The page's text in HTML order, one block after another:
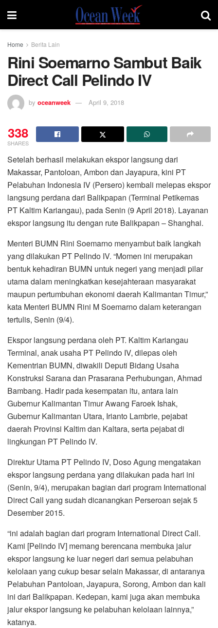
Home Berita Lain
Rini Soemarno Sambut Baik
Direct Call Pelindo IV
by oceanweek April 9, 2018
338
SHARES
Setelah berhasil melakukan ekspor langsung dari
Makassar, Pantoloan, Ambon dan Jayapura, kini PT
Pelabuhan Indonesia IV (Persero) kembali melepas ekspor
langsung perdana dari Balikpapan (Terminal Petikemas
PT Kaltim Kariangau), pada Senin (9 April 2018). Layanan
ekspor langsung itu dengan rute Balikpapan – Shanghai.
Menteri BUMN Rini Soemarno menyambut baik langkah
yang dilakukan PT Pelindo IV. “Momen ini merupakan
bentuk kehadiran BUMN untuk negeri yang menjadi pilar
utama dalam meningkatkan kesejahteraan masyarakat
maupun pertumbuhan ekonomi daerah Kalimantan Timur,”
kata Menteri BUMN Rini M Soemarno dalam keterangan
tertulis, Senin (9/4).
Ekspor langsung perdana oleh PT. Kaltim Kariangau
Terminal, anak usaha PT Pelindo IV, dilepas oleh
Kementrian BUMN, diwakili Deputi Bidang Usaha
Konstruksi Sarana dan Prasarana Perhubungan, Ahmad
Bambang. Hadir pada kesempatan itu, antara lain
Gubernur Kalimantan Timur Awang Faroek Ishak,
Gubernur Kalimantan Utara, Irianto Lambrie, pejabat
daerah Provinsi Kaltim dan Kaltara, serta pejabat di
lingkungan PT Pelindo IV.
Direktur Utama PT Pelindo IV, Doso Agung mengatakan
ekspor langsung perdana yang dilakukan pada hari ini
(Senin, 9/4), merupakan bagian dari program International
Direct Call yang sudah dicanangkan Perseroan sejak 5
Desember 2015.
“ini adalah bagian dari program International Direct Call.
Kami [Pelindo IV] memang berencana membuka jalur
ekspor langsung ke luar negeri dari semua pelabuhan
kelolaan yang cukup besar selain Makassar, di antaranya
Pelabuhan Pantoloan, Jayapura, Sorong, Ambon dan kali
ini dari Balikpapan. Kedepan, kami juga akan membuka
jalur ekspor langsung ke pelabuhan kelolaan lainnya,”
katanya.